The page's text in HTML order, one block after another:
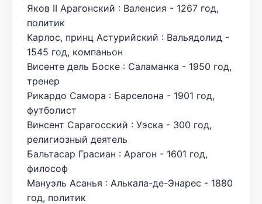
Яков II Арагонский : Валенсия - 1267 год,
политик
Карлос, принц Астурийский : Вальядолид -
1545 год, компаньон
Висенте дель Боске : Саламанка - 1950 год,
тренер
Рикардо Самора : Барселона - 1901 год,
футболист
Винсент Сарагосский : Уэска - 300 год,
религиозный деятель
Бальтасар Грасиан : Арагон - 1601 год,
философ
Мануэль Асанья : Алькала-де-Энарес - 1880
год, политик